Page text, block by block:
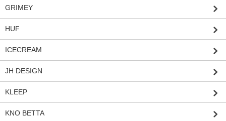
GRIMEY
HUF
ICECREAM
JH DESIGN
KLEEP
KNO BETTA